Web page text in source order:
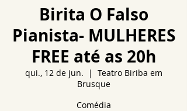
Birita O Falso
Pianista- MULHERES
FREE até as 20h
qui., 12 de jun.
  |
Teatro Biriba em
Brusque
Comédia